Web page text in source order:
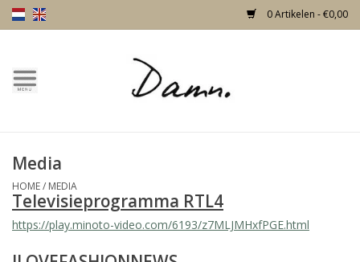
0 Artikelen - €0,00
Home
Nieuw!
Skulls
Living
Media
HOME/ MEDIA
Televisieprogramma RTL4
https://play.minoto-video.com/6193/z7MLJMHxfPGE.html